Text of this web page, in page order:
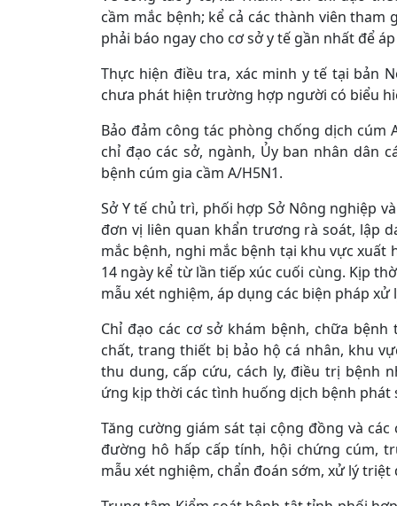
cầm mắc bệnh; kể cả các thành viên
phải báo ngay cho cơ sở y tế gần nhất để
Thực hiện điều tra, xác minh y tế tại bản
chưa phát hiện trường hợp người có biểu
Bảo đảm công tác phòng chống dịch cúm
chỉ đạo các sở, ngành, Ủy ban nhân dân
bệnh cúm gia cầm A/H5N1.
Sở Y tế chủ trì, phối hợp Sở Nông nghiệp
đơn vị liên quan khẩn trương rà soát, lập
mắc bệnh, nghi mắc bệnh tại khu vực
14 ngày kể từ lần tiếp xúc cuối cùng. Kịp
mẫu xét nghiệm, áp dụng các biện pháp
Chỉ đạo các cơ sở khám bệnh, chữa
chất, trang thiết bị bảo hộ cá nhân, khu
thu dung, cấp cứu, cách ly, điều trị bệnh
ứng kịp thời các tình huống dịch bệnh phát
Tăng cường giám sát tại cộng đồng và
đường hô hấp cấp tính, hội chứng cúm,
mẫu xét nghiệm, chẩn đoán sớm, xử lý